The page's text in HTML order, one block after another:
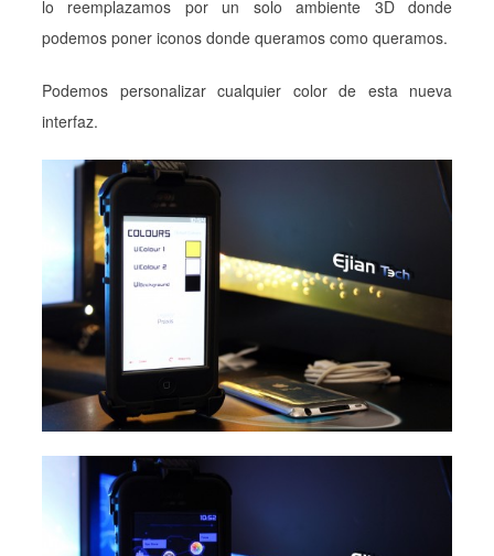
lo reemplazamos por un solo ambiente 3D donde
podemos poner iconos donde queramos como queramos.
Podemos personalizar cualquier color de esta nueva
interfaz.